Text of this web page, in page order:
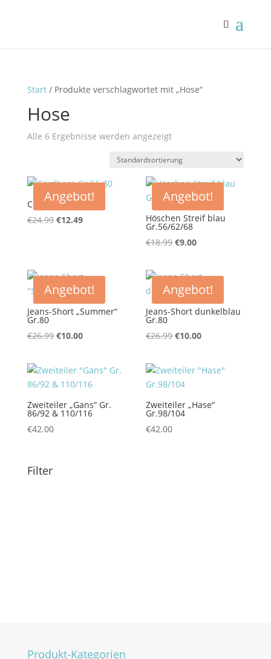
Start/ Produkte verschlagwortet mit „Hose“
Hose
Alle 6 Ergebnisse werden angezeigt
Angebot!
Cordhose Gr.56-80
€24.99 Ursprünglicher
€12.49Aktueller
Angebot!
Höschen Streif blau
Gr.56/62/68
€18.99 Ursprünglicher
€18.99
€9.00Aktueller
€9.00.
Angebot!
Jeans-Short „Summer“
Gr.80
€26.99 Ursprünglicher
€26.99
€10.00Aktueller
€10.00.
Angebot!
Jeans-Short dunkelblau
Gr.80
€26.99 Ursprünglicher
€26.99
€10.00Aktueller
€10.00.
Zweiteiler „Gans“ Gr.
86/92 & 110/116
€42.00
Zweiteiler „Hase“
Gr.98/104
€42.00
Filter
Produkt-Kategorien